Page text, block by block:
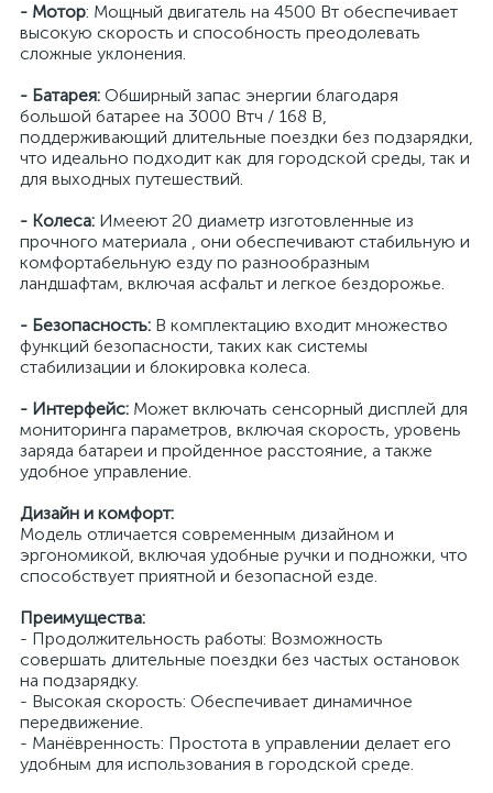
- Мотор: Мощный двигатель на 4500 Вт обеспечивает
высокую скорость и способность преодолевать
сложные уклонения.
- Батарея: Обширный запас энергии благодаря
большой батарее на 3000 Втч / 168 В,
поддерживающий длительные поездки без подзарядки,
что идеально подходит как для городской среды, так и
для выходных путешествий.
- Колеса: Имееют 20 диаметр изготовленные из
прочного материала , они обеспечивают стабильную и
комфортабельную езду по разнообразным
ландшафтам, включая асфальт и легкое бездорожье.
- Безопасность: В комплектацию входит множество
функций безопасности, таких как системы
стабилизации и блокировка колеса.
- Интерфейс: Может включать сенсорный дисплей для
мониторинга параметров, включая скорость, уровень
заряда батареи и пройденное расстояние, а также
удобное управление.
Дизайн и комфорт:
Модель отличается современным дизайном и
эргономикой, включая удобные ручки и подножки, что
способствует приятной и безопасной езде.
Преимущества:
- Продолжительность работы: Возможность
совершать длительные поездки без частых остановок
на подзарядку.
- Высокая скорость: Обеспечивает динамичное
передвижение.
- Манёвренность: Простота в управлении делает его
удобным для использования в городской среде.